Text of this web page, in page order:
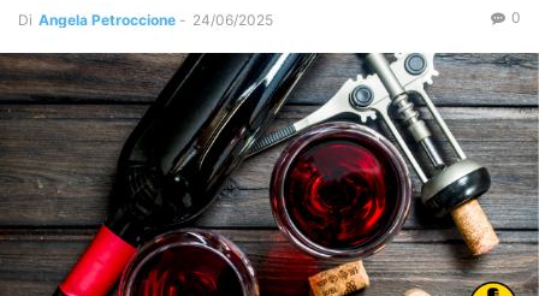
Di Angela Petroccione - 24/06/2025 0